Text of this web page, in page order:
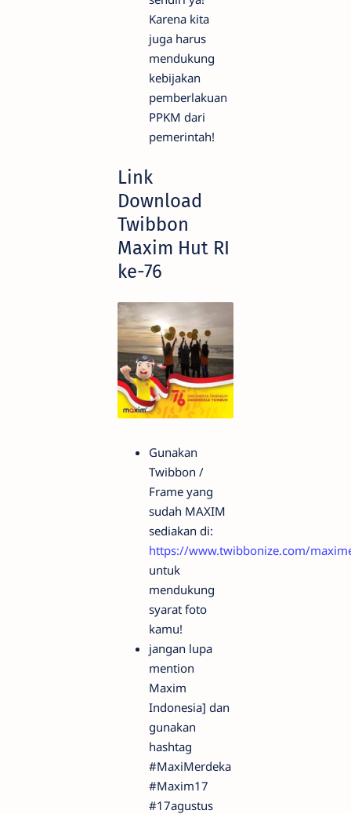
Karena kita
juga harus
mendukung
kebijakan
pemberlakuan
PPKM dari
pemerintah!
Link
Download
Twibbon
Maxim Hut RI
ke-76
Gunakan
Twibbon /
Frame yang
sudah MAXIM
sediakan di:
https://www.twibbonize.com/
untuk
mendukung
syarat foto
kamu!
jangan lupa
mention
Maxim
Indonesia] dan
gunakan
hashtag
#MaxiMerdeka
#Maxim17
#17agustus